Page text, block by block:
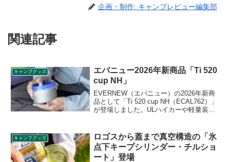
企画・制作: キャンプレビュー編集部
関連記事
キャンプグッズ
エバニュー2026年新商品「Ti 520
cup NH」
EVERNEW（エバニュー）の2026年新商
品として「Ti 520 cup NH（ECAL762）」
が登場しました。ULハイカーや軽量装備
厚のULチタンを採用し、軽量化と耐久性
を両立しました。詳細をレビューしま
す。
キャンプグッズ
ロゴスから蓋まで真空構造の「氷
点下キープシリンダー・チルショ
ート」登場